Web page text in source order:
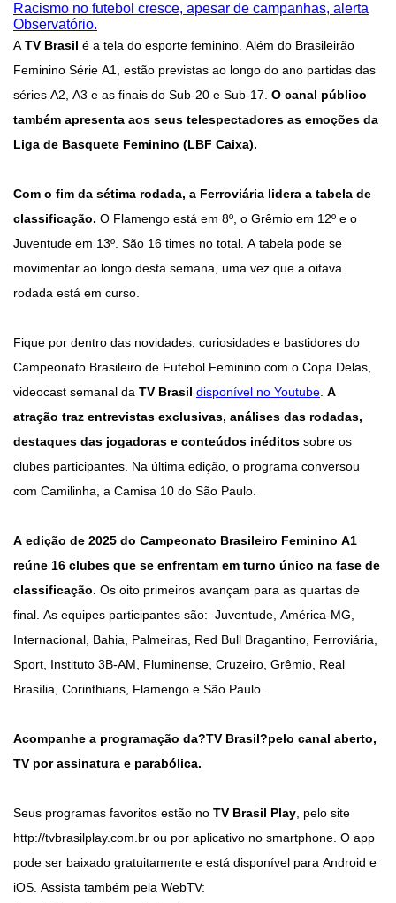
Racismo no futebol cresce, apesar de campanhas, alerta
Observatório.
ATV Brasil é a tela do esporte feminino. Além do Brasileirão
Feminino Série A1, estão previstas ao longo do ano partidas das
séries A2, A3 e as finais do Sub-20 e Sub-17. O canal público
também apresenta aos seus telespectadores as emoções da
Liga de Basquete Feminino (LBF Caixa).
Com o fim da sétima rodada, a Ferroviária lidera a tabela de
classificação. O Flamengo está em 8º, o Grêmio em 12º e o
Juventude em 13º. São 16 times no total. A tabela pode se
movimentar ao longo desta semana, uma vez que a oitava
rodada está em curso.
Fique por dentro das novidades, curiosidades e bastidores do
Campeonato Brasileiro de Futebol Feminino com o Copa Delas,
videocast semanal da TV Brasil disponível no Youtube. A
atração traz entrevistas exclusivas, análises das rodadas,
destaques das jogadoras e conteúdos inéditos sobre os
clubes participantes. Na última edição, o programa conversou
com Camilinha, a Camisa 10 do São Paulo.
A edição de 2025 do Campeonato Brasileiro Feminino A1
reúne 16 clubes que se enfrentam em turno único na fase de
classificação. Os oito primeiros avançam para as quartas de
final. As equipes participantes são: Juventude, América-MG,
Internacional, Bahia, Palmeiras, Red Bull Bragantino, Ferroviária,
Sport, Instituto 3B-AM, Fluminense, Cruzeiro, Grêmio, Real
Brasília, Corinthians, Flamengo e São Paulo.
Acompanhe a programação da?TV Brasil?pelo canal aberto,
TV por assinatura e parabólica.
Seus programas favoritos estão no TV Brasil Play, pelo site
http://tvbrasilplay.com.br ou por aplicativo no smartphone. O app
pode ser baixado gratuitamente e está disponível para Android e
iOS. Assista também pela WebTV: